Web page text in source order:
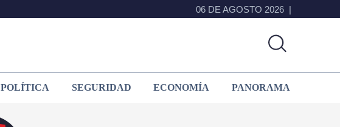
06 DE AGOSTO 2026
POLÍTICA SEGURIDAD ECONOMÍA PANORAMA